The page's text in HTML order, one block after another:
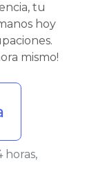
tu
hoy
mismo!
horas,